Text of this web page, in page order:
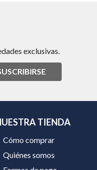
exclusivas.
TIENDA
Cómo comprar
Quiénes somos